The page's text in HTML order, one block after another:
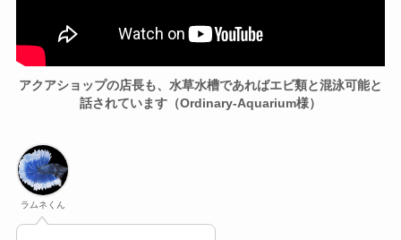
アクアショップの店長も、 水草水槽であればエビ類と混泳可能と
話されています（Ordinary-Aquarium様）
ラムネくん